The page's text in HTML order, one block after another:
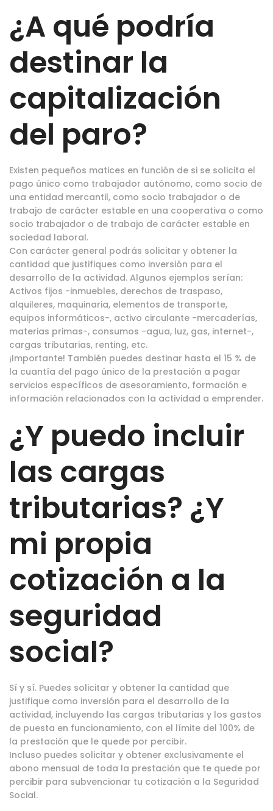
¿A qué podría
destinar la
capitalización
del paro?
Existen pequeños matices en función de si se solicita el
pago único como trabajador autónomo, como socio de
una entidad mercantil, como socio trabajador o de
trabajo de carácter estable en una cooperativa o como
socio trabajador o de trabajo de carácter estable en
sociedad laboral.
Con carácter general podrás solicitar y obtener la
cantidad que justifiques como inversión para el
desarrollo de la actividad. Algunos ejemplos serían:
Activos fijos -inmuebles, derechos de traspaso,
alquileres, maquinaria, elementos de transporte,
equipos informáticos-, activo circulante -mercaderías,
materias primas-, consumos -agua, luz, gas, internet-,
cargas tributarias, renting, etc.
¡Importante! También puedes destinar hasta el 15 % de
la cuantía del pago único de la prestación a pagar
servicios específicos de asesoramiento, formación e
información relacionados con la actividad a emprender.
¿Y puedo incluir
las cargas
tributarias? ¿Y
mi propia
cotización a la
seguridad
social?
Sí y sí. Puedes solicitar y obtener la cantidad que
justifique como inversión para el desarrollo de la
actividad, incluyendo las cargas tributarias y los gastos
de puesta en funcionamiento, con el límite del 100% de
la prestación que le quede por percibir.
Incluso puedes solicitar y obtener exclusivamente el
abono mensual de toda la prestación que te quede por
percibir para subvencionar tu cotización a la Seguridad
Social.